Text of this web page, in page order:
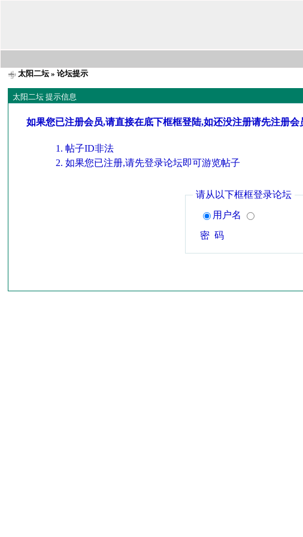
太阳二坛» 论坛提示
太阳二坛 提示信息
如果您已注册会员,请直接在底下框框登陆,如还没注册请先注册会
帖子ID非法
如果您已注册,请先登录论坛即可游览帖子
请从以下框框登录论坛
用户名
密 码